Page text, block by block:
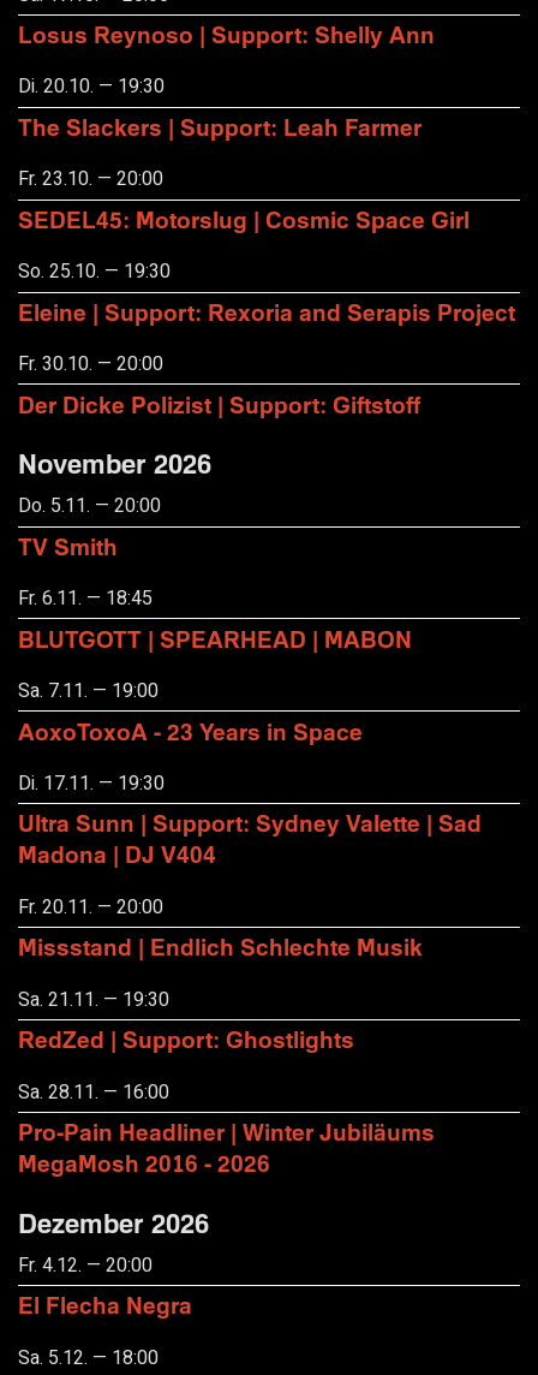
Losus Reynoso | Support: Shelly Ann
Di. 20.10. — 19:30
The Slackers | Support: Leah Farmer
Fr. 23.10. — 20:00
SEDEL45: Motorslug | Cosmic Space Girl
So. 25.10. — 19:30
Eleine | Support: Rexoria and Serapis Project
Fr. 30.10. — 20:00
Der Dicke Polizist | Support: Giftstoff
November 2026
Do. 5.11. — 20:00
TV Smith
Fr. 6.11. — 18:45
BLUTGOTT | SPEARHEAD | MABON
Sa. 7.11. — 19:00
AoxoToxoA - 23 Years in Space
Di. 17.11. — 19:30
Ultra Sunn | Support: Sydney Valette | Sad
Madona | DJ V404
Fr. 20.11. — 20:00
Missstand | Endlich Schlechte Musik
Sa. 21.11. — 19:30
RedZed | Support: Ghostlights
Sa. 28.11. — 16:00
Pro-Pain Headliner | Winter Jubiläums
MegaMosh 2016 - 2026
Dezember 2026
Fr. 4.12. — 20:00
El Flecha Negra
Sa. 5.12. — 18:00